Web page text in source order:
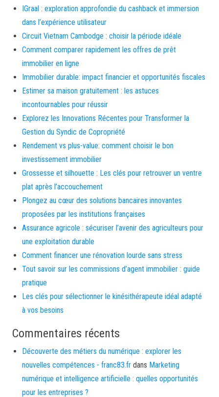
IGraal : exploration approfondie du cashback et immersion
dans l’expérience utilisateur
Circuit Vietnam Cambodge : choisir la période idéale
Comment comparer rapidement les offres de prêt
immobilier en ligne
Immobilier durable: impact financier et opportunités fiscales
Estimer sa maison gratuitement : les astuces
incontournables pour réussir
Explorez les Innovations Récentes pour Transformer la
Gestion du Syndic de Copropriété
Rendement vs plus-value: comment choisir le bon
investissement immobilier
Grossesse et silhouette : Les clés pour retrouver un ventre
plat après l’accouchement
Plongez au cœur des solutions bancaires innovantes
proposées par les institutions françaises
Assurance agricole : sécuriser l’avenir des agriculteurs pour
une exploitation durable
Comment financer une rénovation lourde sans stress
Tout savoir sur les commissions d’agent immobilier : guide
pratique
Les clés pour sélectionner le kinésithérapeute idéal adapté
à vos besoins
Commentaires récents
Découverte des métiers du numérique : explorer les
nouvelles compétences - franc83.fr dans Marketing
numérique et intelligence artificielle : quelles opportunités
pour les entreprises ?